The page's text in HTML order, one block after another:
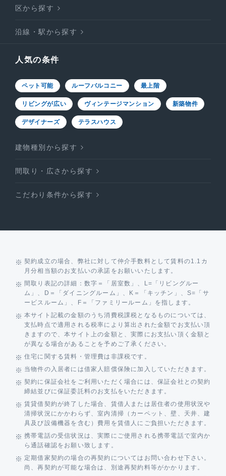
区から探す
沿線・駅から探す
人気の条件
ペット可能 ルーフバルコニー 最上階
リビングが広い ヴィンテージマンション 新築物件
デザイナーズ テラスハウス
建物種別から探す
間取り・広さから探す
こだわり条件から探す
契約成立の場合、弊社に対して仲介手数料として賃料の1.1カ
月分相当額のお支払いの承諾をお願いいたします。
間取り表記の詳細：数字＝「居室数」、L=「リビングルー
ム」、D＝「ダイニングルーム」、K＝「キッチン」、S=「サ
ービスルーム」、F＝「ファミリールーム」を指します。
本サイト記載の金額のうち消費税課税となるものについては、
支払時点で適用される税率により算出された金額でお支払い頂
きますので、本サイト上の金額と、実際にお支払い頂く金額と
が異なる場合があることを予めご了承ください。
住宅に関する賃料・管理費は非課税です。
当物件の入居者には借家人賠償保険に加入していただきます。
契約に保証会社をご利用いただく場合には、保証会社との契約
締結並びに保証委託料のお支払をいただきます。
賃貸借契約が終了した場合、賃借人または居住者の使用状況や
清掃状況にかかわらず、室内清掃（カーペット、壁、天井、建
具及び設備機器を含む）費用を賃借人にご負担いただきます。
携帯電話の受信状況は、実際にご使用される携帯電話で室内か
ら通話確認をお願い致します。
定期借家契約の場合の再契約についてはお問い合わせ下さい。
尚、再契約が可能な場合は、別途再契約料等がかかります。